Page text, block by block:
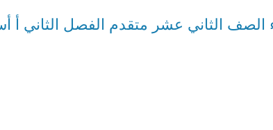
الصف الثاني عشر متقدم الفصل الثاني أ